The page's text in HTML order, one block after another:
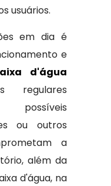
usuários.
em dia é
e
d'água
regulares
possíveis
ou outros
a
além da
d'água, na